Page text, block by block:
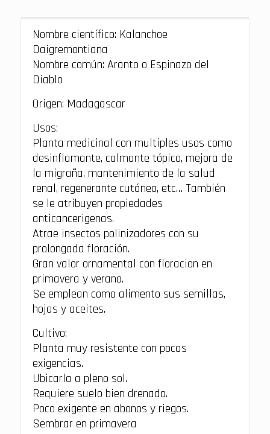
Nombre científico: Kalanchoe
Daigremontiana
Nombre común: Aranto o Espinazo del
Diablo
Origen: Madagascar
Usos:
Planta medicinal con multiples usos como
desinflamante, calmante tópico, mejora de
la migraña, mantenimiento de la salud
renal, regenerante cutáneo, etc… También
se le atribuyen propiedades
anticancerigenas.
Atrae insectos polinizadores con su
prolongada floración.
Gran valor ornamental con floracion en
primavera y verano.
Se emplean como alimento sus semillas,
hojas y aceites.
Cultivo:
Planta muy resistente con pocas
exigencias.
Ubicarla a pleno sol.
Requiere suelo bien drenado.
Poco exigente en abonos y riegos.
Sembrar en primavera